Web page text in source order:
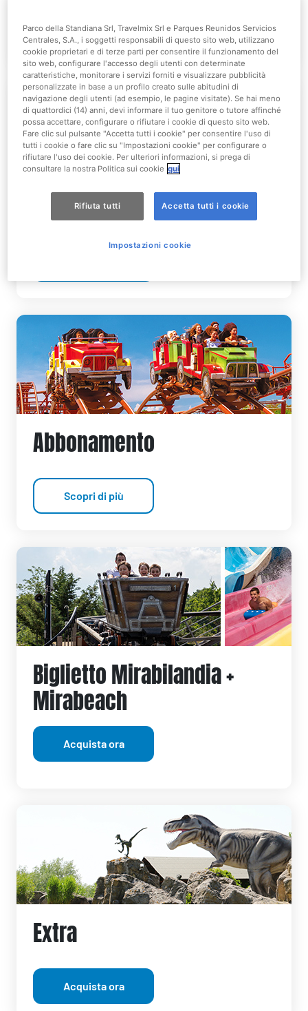
Acquista ora
I bimbi entrano gratis a Mirabilandia!
Parco + Hotel
Abbonamento
Scopri di più
Biglietto Mirabilandia +
Mirabeach
Acquista ora
Extra
Acquista ora
Parco della Standiana Srl, Travelmix Srl e Parques Reunidos Servicios
Centrales, S.A., i soggetti responsabili di questo sito web, utilizzano
cookie proprietari e di terze parti per consentire il funzionamento del
sito web, configurare l'accesso degli utenti con determinate
caratteristiche, monitorare i servizi forniti e visualizzare pubblicità
personalizzate in base a un profilo creato sulle abitudini di
navigazione degli utenti (ad esempio, le pagine visitate). Se hai meno
di quattordici (14) anni, devi informare il tuo genitore o tutore affinché
possa accettare, configurare o rifiutare i cookie di questo sito web.
Fare clic sul pulsante "Accetta tutti i cookie" per consentire l'uso di
tutti i cookie o fare clic su "Impostazioni cookie" per configurare o
rifiutare l'uso dei cookie. Per ulteriori informazioni, si prega di
consultare la nostra Politica sui cookie qui
Rifiuta tutti Accetta tutti i cookie
Impostazioni cookie